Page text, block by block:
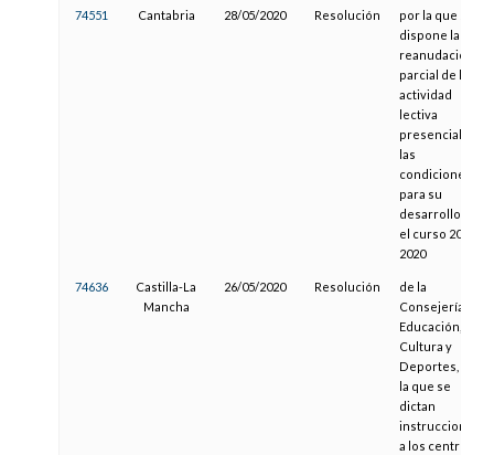
74551 Cantabria 28/05/2020 Resolución
por la que se
dispone la
reanudación
parcial de la
actividad
lectiva
presencial y
las
condiciones
para su
desarrollo en
el curso 2019-
2020
74636
Castilla-La
Mancha
26/05/2020 Resolución
de la
Consejería de
Educación,
Cultura y
Deportes, por
la que se
dictan
instrucciones
a los centros